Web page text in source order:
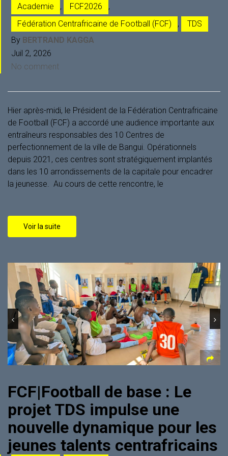
Academie , FCF2026
,
Fédération Centrafricaine de Football (FCF)
,
TDS
By BERTRAND KAGGA
Juil 2, 2026
No comment
Hier après-midi, le Président de la Fédération Centrafricaine
de Football (FCF) a accordé une audience importante aux
entraîneurs responsables des 10 Centres de
perfectionnement de la ville de Bangui. Opérationnels
depuis 2021, ces centres sont stratégiquement implantés
dans les 10 arrondissements de la capitale pour encadrer
la jeunesse. ‎ ‎​Au cours de cette rencontre, le
Voir la suite
FCF|Football de base : Le
projet TDS impulse une
nouvelle dynamique pour les
jeunes talents centrafricains